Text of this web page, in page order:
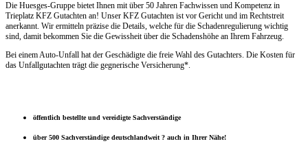
Die Huesges-Gruppe bietet Ihnen mit über 50 Jahren Fachwissen und Kompetenz in
Trieplatz KFZ Gutachten an! Unser KFZ Gutachten ist vor Gericht und im Rechtstreit
anerkannt. Wir ermitteln präzise die Details, welche für die Schadenregulierung wichtig
sind, damit bekommen Sie die Gewissheit über die Schadenshöhe an Ihrem Fahrzeug.
Bei einem Auto-Unfall hat der Geschädigte die freie Wahl des Gutachters. Die Kosten für
das Unfallgutachten trägt die gegnerische Versicherung*.
öffentlich bestellte und vereidigte Sachverständige
über 500 Sachverständige deutschlandweit ? auch in Ihrer Nähe!